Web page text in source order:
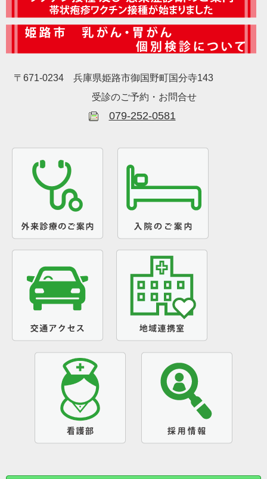
〒671-0234 兵庫県姫路市御国野町国分寺143
受診のご予約・お問合せ
079-252-0581